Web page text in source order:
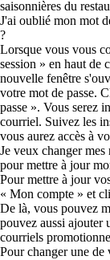
saisonnières du
J'ai oublié mon mot
?
Lorsque vous vous
session » en haut de
nouvelle fenêtre
votre mot de passe.
passe ». Vous serez
courriel. Suivez les
vous aurez accès à
Je veux changer
pour mettre à jour
Pour mettre à jour
« Mon compte » et
De là, vous pouvez
pouvez aussi ajouter
courriels
Pour changer une de